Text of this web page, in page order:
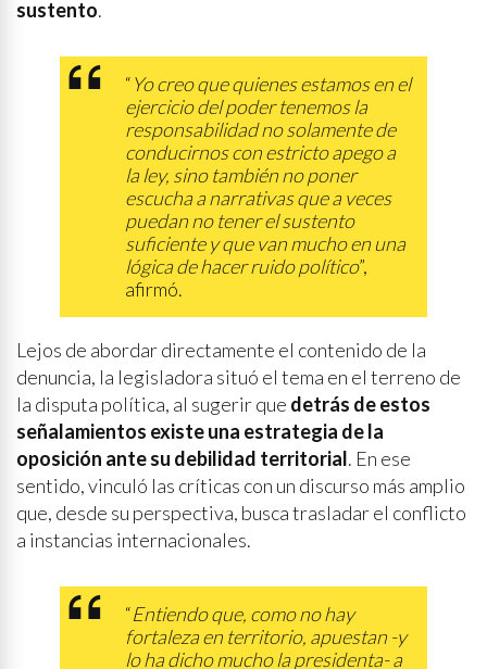
sustento.
“Yo creo que quienes estamos en el
ejercicio del poder tenemos la
responsabilidad no solamente de
conducirnos con estricto apego a
la ley, sino también no poner
escucha a narrativas que a veces
puedan no tener el sustento
suficiente y que van mucho en una
lógica de hacer ruido político”,
afirmó.
Lejos de abordar directamente el contenido de la
denuncia, la legisladora situó el tema en el terreno de
la disputa política, al sugerir que detrás de estos
señalamientos existe una estrategia de la
oposición ante su debilidad territorial. En ese
sentido, vinculó las críticas con un discurso más amplio
que, desde su perspectiva, busca trasladar el conflicto
a instancias internacionales.
“Entiendo que, como no hay
fortaleza en territorio, apuestan -y
lo ha dicho mucho la presidenta- a